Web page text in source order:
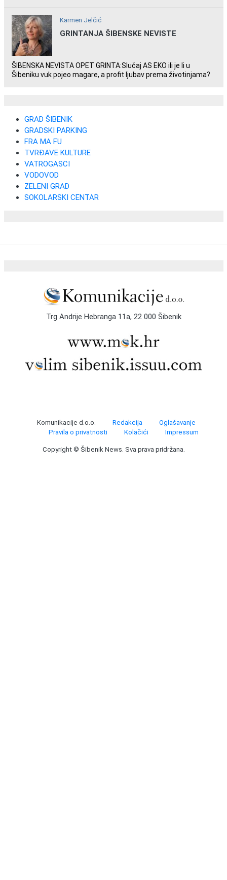
Karmen Jelčić
GRINTANJA ŠIBENSKE NEVISTE
ŠIBENSKA NEVISTA OPET GRINTA:Slučaj AS EKO ili je li u
Šibeniku vuk pojeo magare, a profit ljubav prema životinjama?
GRAD ŠIBENIK
GRADSKI PARKING
FRA MA FU
TVRĐAVE KULTURE
VATROGASCI
VODOVOD
ZELENI GRAD
SOKOLARSKI CENTAR
Trg Andrije Hebranga 11a, 22 000 Šibenik
Komunikacije d.o.o. Redakcija
Oglašavanje
Pravila o privatnosti
Kolačići Impressum
Copyright © Šibenik News. Sva prava pridržana.